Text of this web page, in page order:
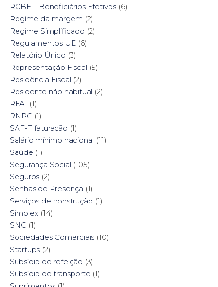
RCBE – Beneficiários Efetivos (6)
Regime da margem (2)
Regime Simplificado (2)
Regulamentos UE (6)
Relatório Único (3)
Representação Fiscal (5)
Residência Fiscal (2)
Residente não habitual (2)
RFAI (1)
RNPC (1)
SAF-T faturação (1)
Salário mínimo nacional (11)
Saúde (1)
Segurança Social (105)
Seguros (2)
Senhas de Presença (1)
Serviços de construção (1)
Simplex (14)
SNC (1)
Sociedades Comerciais (10)
Startups (2)
Subsídio de refeição (3)
Subsídio de transporte (1)